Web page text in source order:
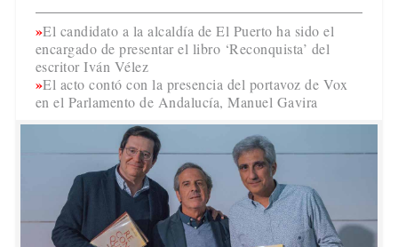
El candidato a la alcaldía de El Puerto ha sido el
encargado de presentar el libro ‘Reconquista’ del
escritor Iván Vélez
El acto contó con la presencia del portavoz de Vox
en el Parlamento de Andalucía, Manuel Gavira